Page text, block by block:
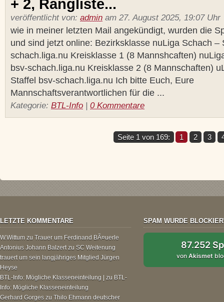
+ 2, Rangliste...
veröffentlicht von: admin am 27. August 2025, 19:07 Uhr
wie in meiner letzten Mail angekündigt, wurden die
und sind jetzt online: Bezirksklasse nuLiga Schach –
schach.liga.nu Kreisklasse 1 (8 Mannshcaften)
bsv-schach.liga.nu Kreisklasse 2 (8 Mannschaften)
Staffel bsv-schach.liga.nu Ich bitte Euch, Eure
Mannschaftsverantwortlichen für die ...
Kategorie: BTL-Info 0 Kommentare
Seite 1 von 169: 1 2 3
LETZTE KOMMENTARE
W.Wittum zu Trauer um Ferdinand BÃ¤uerle
Antonius Johann Balzertzu SC Weitenung
trauert um sein langjähriges Mitglied Jürgen
Heyse
BTL-Info: Mögliche Klasseneinteilung |
zu BTL-
Info: Mögliche Klasseneinteilung
Gerhard Gorges zu Thilo Ehmann deutscher
SPAM WURDE
87.252
vonAkismet